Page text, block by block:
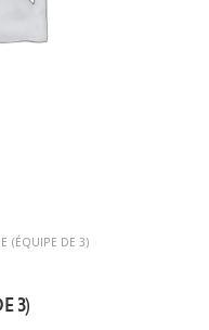
(ÉQUIPE DE 3)
3)